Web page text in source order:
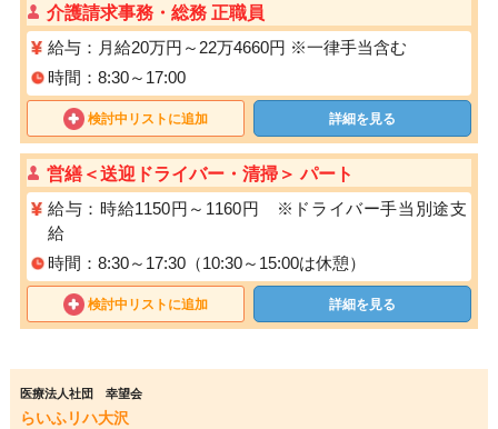
介護請求事務・総務 正職員
給与：月給20万円～22万4660円 ※一律手当含む
時間：8:30～17:00
検討中リストに追加 詳細を見る
営繕＜送迎ドライバー・清掃＞ パート
給与：時給1150円～1160円 ※ドライバー手当別途支
給
時間：8:30～17:30（10:30～15:00は休憩）
検討中リストに追加 詳細を見る
医療法人社団 幸望会
らいふリハ大沢